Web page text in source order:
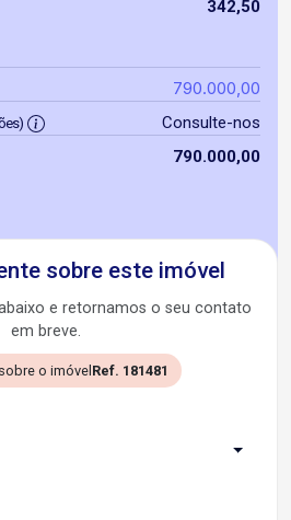
342,50
790.000,00
Consulte-nos
790.000,00
sobre este imóvel
e retornamos o seu contato
em breve.
o imóvel Ref. 181481